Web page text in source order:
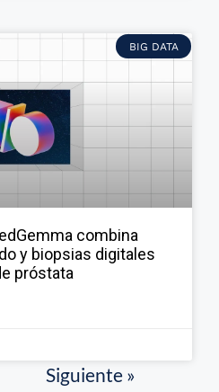
BIG DATA
combina
y biopsias digitales
próstata
Siguiente »